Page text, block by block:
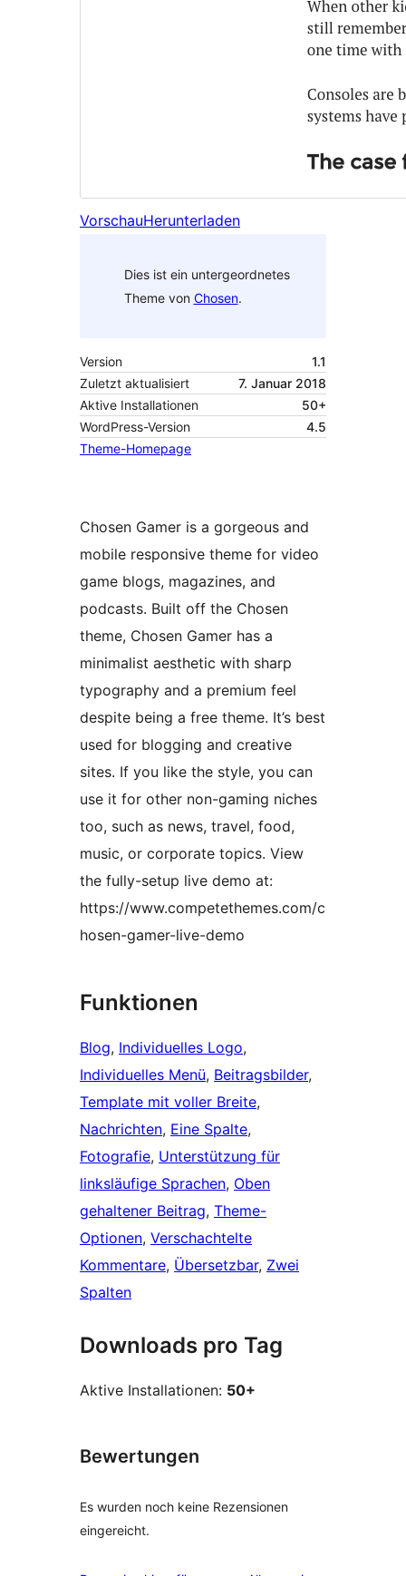
VorschauHerunterladen
Dies ist ein untergeordnetes
Theme von Chosen.
Version
1.1
Zuletzt aktualisiert
7. Januar 2018
Aktive Installationen
50+
WordPress-Version
4.5
Theme-Homepage
Chosen Gamer is a gorgeous and
mobile responsive theme for video
game blogs, magazines, and
podcasts. Built off the Chosen
theme, Chosen Gamer has a
minimalist aesthetic with sharp
typography and a premium feel
despite being a free theme. It’s best
used for blogging and creative
sites. If you like the style, you can
use it for other non-gaming niches
too, such as news, travel, food,
music, or corporate topics. View
the fully-setup live demo at:
https://www.competethemes.com/c
hosen-gamer-live-demo
Funktionen
Blog, Individuelles Logo
Individuelles Menü, Beitragsbilder
Template mit voller Breite
Nachrichten, Eine Spalte
Fotografie, Unterstützung für
linksläufige Sprachen, Oben
gehaltener Beitrag, Theme-
Optionen, Verschachtelte
Kommentare, Übersetzbar, Zwei
Spalten
Downloads pro Tag
Aktive Installationen: 50+
Bewertungen
Es wurden noch keine Rezensionen
eingereicht.